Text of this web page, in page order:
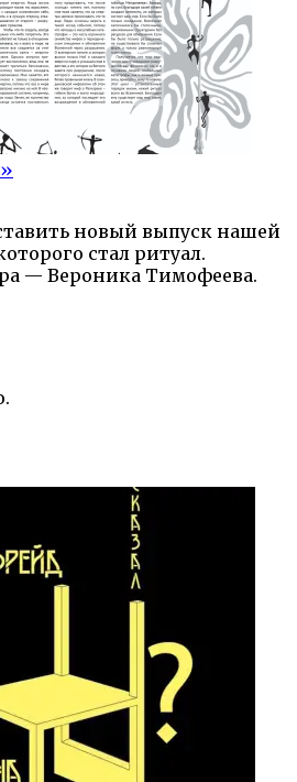
новый выпуск нашей
стал ритуал.
— Вероника Тимофеева.